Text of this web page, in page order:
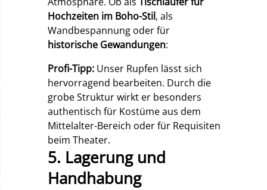
Hochzeiten im Boho-Stil, als
Wandbespannung oder für
historische Gewandungen:
Profi-Tipp: Unser Rupfen lässt sich
hervorragend bearbeiten. Durch die
grobe Struktur wirkt er besonders
authentisch für Kostüme aus dem
Mittelalter-Bereich oder für Requisiten
beim Theater.
5. Lagerung und
Handhabung